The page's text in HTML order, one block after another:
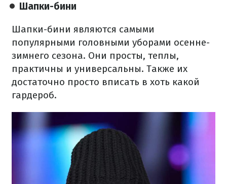
Шапки-бини
Шапки-бини являются самыми
популярными головными уборами осенне-
зимнего сезона. Они просты, теплы,
практичны и универсальны. Также их
достаточно просто вписать в хоть какой
гардероб.